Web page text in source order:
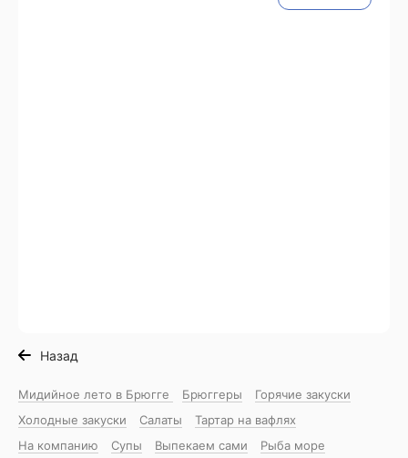
Назад
Мидийное лето в Брюгге Брюггеры
Горячие закуски
Холодные закуски
Салаты
Тартар на вафлях
На компанию
Супы Выпекаем сами
Рыба море